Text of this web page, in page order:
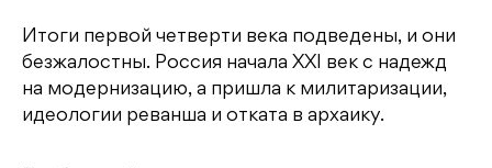
Итоги первой четверти века подведены, и они
безжалостны. Россия начала XXI век с надежд
на модернизацию, а пришла к милитаризации,
идеологии реванша и отката в архаику.